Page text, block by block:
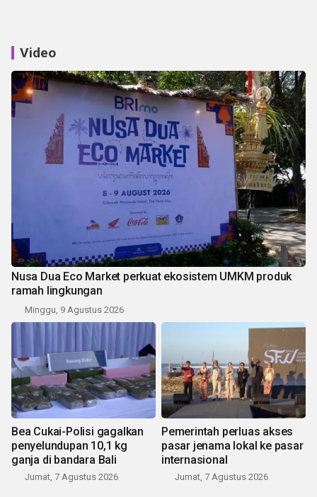
Video
Nusa Dua Eco Market perkuat ekosistem UMKM produk
ramah lingkungan
Minggu, 9 Agustus 2026
Bea Cukai-Polisi gagalkan
penyelundupan 10,1 kg
ganja di bandara Bali
Jumat, 7 Agustus 2026
Pemerintah perluas akses
pasar jenama lokal ke pasar
internasional
Jumat, 7 Agustus 2026